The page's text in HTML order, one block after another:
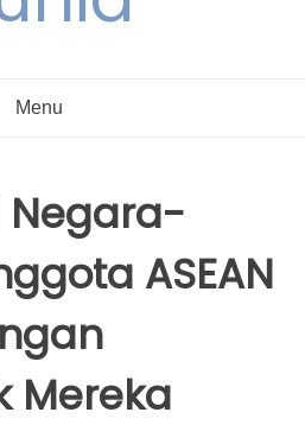
Menu
Negara-
ASEAN
Mereka